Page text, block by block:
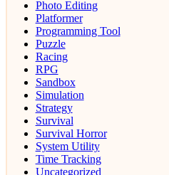
Photo Editing
Platformer
Programming Tool
Puzzle
Racing
RPG
Sandbox
Simulation
Strategy
Survival
Survival Horror
System Utility
Time Tracking
Uncategorized